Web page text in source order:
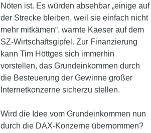
Nöten ist. Es würden absehbar „einige auf
der Strecke bleiben, weil sie einfach nicht
mehr mitkämen“, warnte Kaeser auf dem
SZ-Wirtschaftsgipfel. Zur Finanzierung
kann Tim Höttges sich immerhin
vorstellen, das Grundeinkommen durch
die Besteuerung der Gewinne großer
Internetkonzerne sicherzu stellen.
Wird die Idee vom Grundeinkommen nun
durch die DAX-Konzerne übernommen?